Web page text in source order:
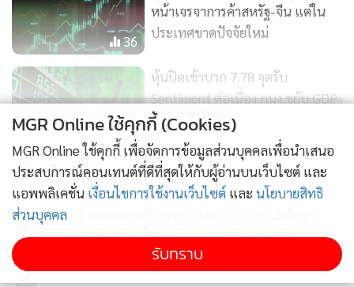
36
หน้าเจรจาการค้าสหรัฐ-จีน แต่ใน
ประเทศขาดปัจจัยใหม่
102
หุ้นปิดเช้าบวก 7.78 จุดรับ
Sentiment ต่อเนื่อง กนง.ขยับ GDP
ขึ้น-แรงซื้อกลุ่มแบงก์เก็งงบ Q2/68
หุ้นปิดเช้าลบ 4.59 จุด แรงขายกลุ่ม
สื่อสาร-โรงไฟฟ้ากดดัน แม้เก็งงบ
แสดงเพิ่มเติม
ข่าวในหมวดล่าสุด
1
KBANK คาดกรอบเงินบาท 32.80-33.60 แนะจับตา
สงคราม ตอ.กลาง ฟันโฟลว์ และถ้อยแถลงเฟด
2
MGR Online ใช้คุกกี้ (Cookies)
MGR Online ใช้คุกกี้ เพื่อจัดการข้อมูลส่วนบุคคลเพื่อนำเสนอ
ประสบการณ์คอนเทนต์ที่ดีที่สุดให้กับผู้อ่านบนเว็บไซต์ และ
แอพพลิเคชั่น เงื่อนไขการใช้งานเว็บไซต์ และ นโยบายสิทธิ
ส่วนบุคคล
รับทราบ